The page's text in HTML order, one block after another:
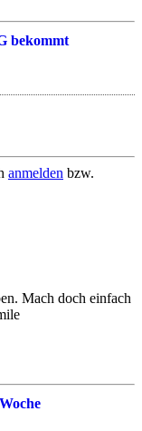
bekommt
anmelden bzw.
Mach doch einfach